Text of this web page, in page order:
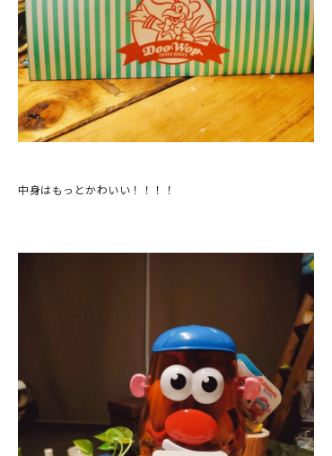
中身はもっとかわいい！！！！